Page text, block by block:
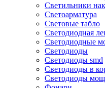
Светильники
Светоарматура
Световые табло
Светодиодная
Светодиодные
Светодиоды
Светодиоды smd
Светодиоды в
Светодиоды